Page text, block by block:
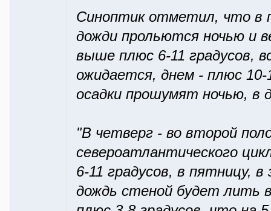
Синоптик отметил, что в
дожди прольются ночью и
выше плюс 6-11 градусов,
ожидается, днем - плюс 10-
осадки прошумят ночью, в
"В четверг - во второй
североатлантического
6-11 градусов, в пятницу,
дождь стеной будет лить